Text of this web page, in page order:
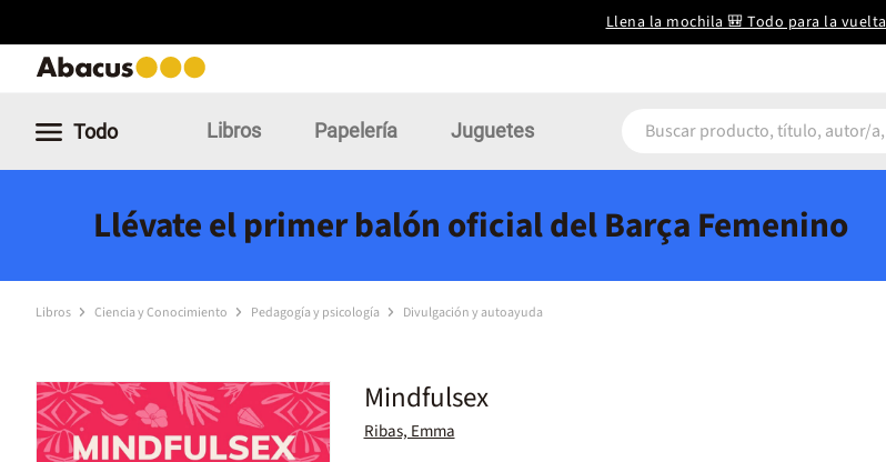
Llena la mochila 🎒 Todo para la vuelta
Todo Libros Papelería Juguetes
Llévate el primer balón oficial del Barça Femenino
Libros Ciencia y Conocimiento Pedagogía y psicología Divulgación y autoayuda
Mindfulsex
Ribas, Emma